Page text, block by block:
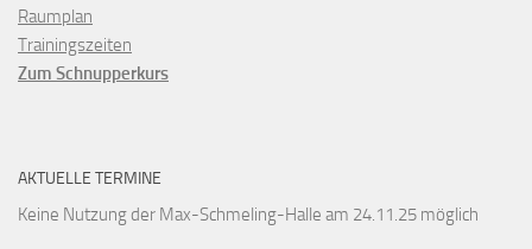
Raumplan
Trainingszeiten
Zum Schnupperkurs
AKTUELLE TERMINE
Keine Nutzung der Max-Schmeling-Halle am 24.11.25 möglich